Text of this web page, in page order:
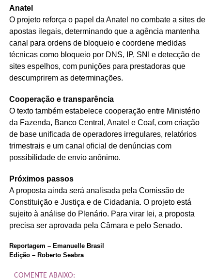
Anatel
O projeto reforça o papel da Anatel no combate a sites de
apostas ilegais, determinando que a agência mantenha
canal para ordens de bloqueio e coordene medidas
técnicas como bloqueio por DNS, IP, SNI e detecção de
sites espelhos, com punições para prestadoras que
descumprirem as determinações.
Cooperação e transparência
O texto também estabelece cooperação entre Ministério
da Fazenda, Banco Central, Anatel e Coaf, com criação
de base unificada de operadores irregulares, relatórios
trimestrais e um canal oficial de denúncias com
possibilidade de envio anônimo.
Próximos passos
A proposta ainda será analisada pela Comissão de
Constituição e Justiça e de Cidadania. O projeto está
sujeito à análise do Plenário. Para virar lei, a proposta
precisa ser aprovada pela Câmara e pelo Senado.
Reportagem – Emanuelle Brasil
Edição – Roberto Seabra
COMENTE ABAIXO: